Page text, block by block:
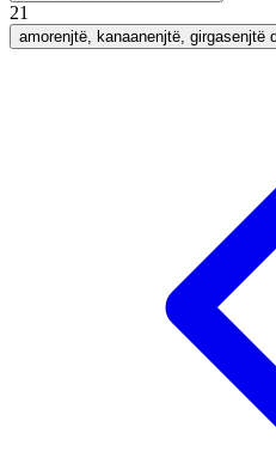
21
amorenjtë, kanaanenjtë, girgasenjtë